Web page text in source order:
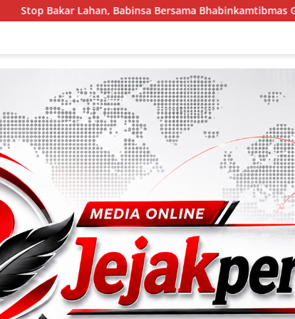
Bersama Bhabinkamtibmas Gencar Edukasi Warga